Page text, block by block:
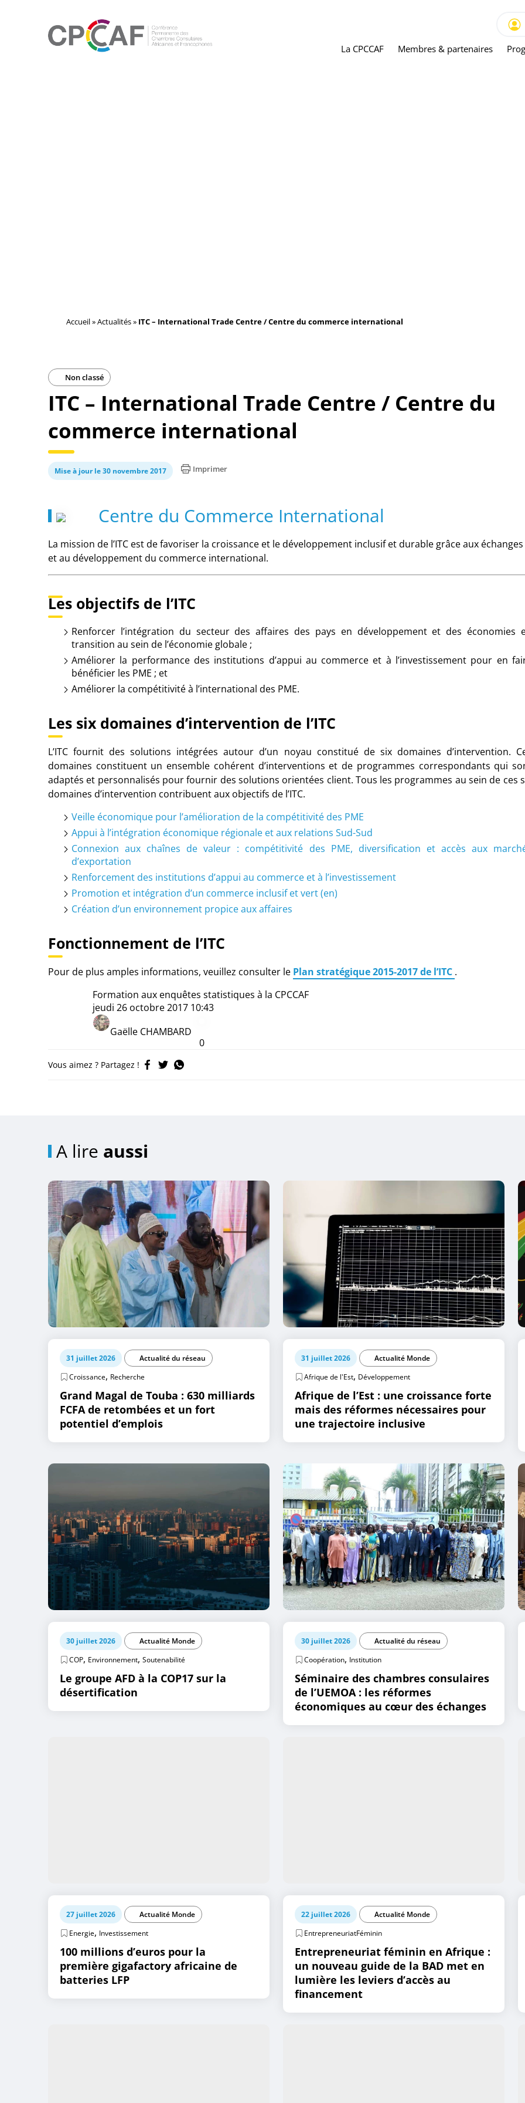
La CPCCAF Membres & partenaires
Accueil»Actualités» ITC – International Trade Centre / Centre du commerce international
Non classé
ITC – International Trade Centre / Centre du
commerce international
Mise à jour le 30 novembre 2017 Imprimer
Centre du Commerce International
La mission de l’ITC est de favoriser la croissance et le développement inclusif et durable grâce aux échanges
et au développement du commerce international.
Les objectifs de l’ITC
Renforcer l’intégration du secteur des affaires des pays en développement et des économies
transition au sein de l’économie globale ;
Améliorer la performance des institutions d’appui au commerce et à l’investissement pour en
bénéficier les PME ; et
Améliorer la compétitivité à l’international des PME.
Les six domaines d’intervention de l’ITC
L’ITC fournit des solutions intégrées autour d’un noyau constitué de six domaines d’intervention.
domaines constituent un ensemble cohérent d’interventions et de programmes correspondants qui
adaptés et personnalisés pour fournir des solutions orientées client. Tous les programmes au sein de ces
domaines d’intervention contribuent aux objectifs de l’ITC.
Veille économique pour l’amélioration de la compétitivité des PME
Appui à l’intégration économique régionale et aux relations Sud-Sud
Connexion aux chaînes de valeur : compétitivité des PME, diversification et accès aux
d’exportation
Renforcement des institutions d’appui au commerce et à l’investissement
Promotion et intégration d’un commerce inclusif et vert (en)
Création d’un environnement propice aux affaires
Fonctionnement de l’ITC
Pour de plus amples informations, veuillez consulter le Plan stratégique 2015-2017 de l’ITC .
Formation aux enquêtes statistiques à la CPCCAF
jeudi 26 octobre 2017 10:43
Gaëlle CHAMBARD
0
Vous aimez ? Partagez !
A lire aussi
31 juillet 2026
Actualité du réseau
Croissance, Recherche
Grand Magal de Touba : 630 milliards
FCFA de retombées et un fort
potentiel d’emplois
31 juillet 2026
Actualité Monde
Afrique de l'Est, Développement
Afrique de l’Est : une croissance forte
mais des réformes nécessaires pour
une trajectoire inclusive
30 juillet 2026
Actualité Monde
COP, Environnement, Soutenabilité
Le groupe AFD à la COP17 sur la
désertification
30 juillet 2026
Actualité du réseau
Coopération, Institution
Séminaire des chambres consulaires
de l’UEMOA : les réformes
économiques au cœur des échanges
27 juillet 2026
Actualité Monde
Energie, Investissement
100 millions d’euros pour la
première gigafactory africaine de
batteries LFP
22 juillet 2026
Actualité Monde
EntrepreneuriatFéminin
Entrepreneuriat féminin en Afrique :
un nouveau guide de la BAD met en
lumière les leviers d’accès au
financement